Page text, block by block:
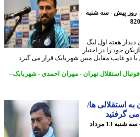
پیش - سه شنبه
هفته اول لیگ
را در اختیار
غایب مقابل مس شهربابک قرار می گیرد
استقلال تهران- مهران احمدی-شهربابک -
ها/
5 روز پیش - سه شنبه 13 مرداد